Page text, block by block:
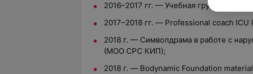
2016–2017 гг. — Учебная групповая
2017–2018 гг. — Professional coach ICU
2018 г. — Символдрама в работе с
(МОО СРС КИП);
2018 г. — Bodynamic Foundation